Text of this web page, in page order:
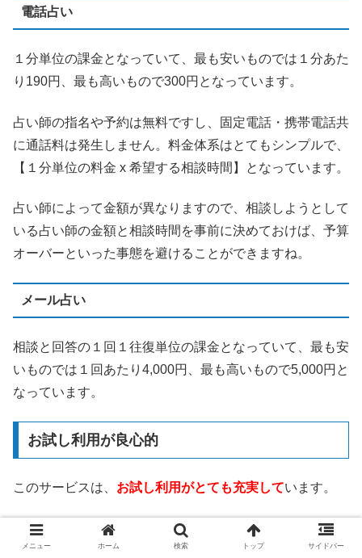
電話占い
１分単位の課金となっていて、最も安いものでは１分あた
り190円、最も高いもので300円となっています。
占い師の指名や予約は無料ですし、固定電話・携帯電話共
に通話料は発生しません。料金体系はとてもシンプルで、
【１分単位の料金 x 希望する相談時間】となっています。
占い師によって金額が異なりますので、相談しようとして
いる占い師の金額と相談時間を事前に決めておけば、予算
オーバーといった事態を避けることができますね。
メール占い
相談と回答の１回１往復単位の課金となっていて、最も安
いものでは１回あたり4,000円、最も高いもので5,000円と
なっています。
お試し利用が良心的
このサービスは、 お試し利用がとても充実しています。
3,000円分の無料相談ポイント
メニュー ホーム 検索 トップ サイドバー